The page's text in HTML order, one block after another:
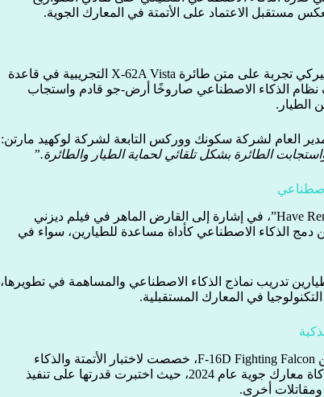
مستقبل الاعتماد على الأتمتة في المعارك الجوية.
نفذ طيارو اختبار تابعون لسلاح الجو الأميركي تجربة على متن طائرة X-62A Vista التجريبية في قاعدة
نظام الذكاء الاصطناعي صاروخًا أرض-جو قادم واستجاب
الطيار.
العام لشركة سكونك ووركس التابعة لشركة لوكهيد مارتن:
الطائرة بشكل تلقائي لحماية الطيار والطائرة.”
الذكاء الاصطناعي كأداة مساعدة للطيارين، سواء في
تدريب نماذج الذكاء الاصطناعي والمساهمة في تطويرها،
في المعارك المستقبلية.
تعد طائرة X-62A Vista نسخة معدلة من F-16D Fighting Falcon، خصصت لاختبار الأتمتة والذكاء
الاصطناعي. وكانت قد شاركت في محاكاة معارك جوية عام 2024، حيث اختبرت قدرتها على تنفيذ
ومقاتلات أخرى.